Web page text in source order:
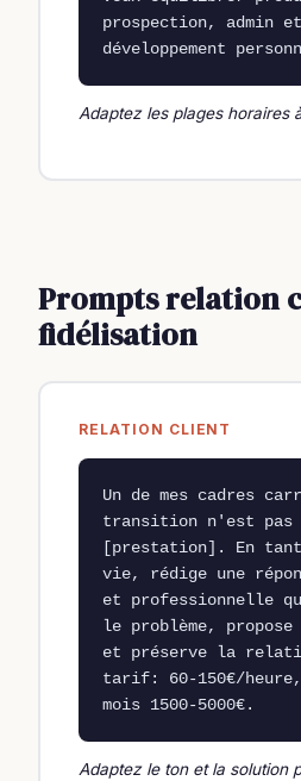
prospection, admin et
développement
Adaptez les plages horaires
Prompts relation
fidélisation
RELATION CLIENT
Un de mes cadres
transition n'est
[prestation]. En tant
vie, rédige une
et professionnelle
le problème,
et préserve la
tarif: 60-150€/
mois 1500-5000€.
Adaptez le ton et la solution